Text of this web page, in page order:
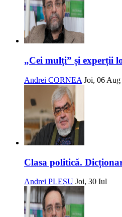
„Cei mulți” și experții
Andrei CORNEA Joi, 06 Aug
Clasa politică.
Andrei PLEȘU Joi, 30 Iul